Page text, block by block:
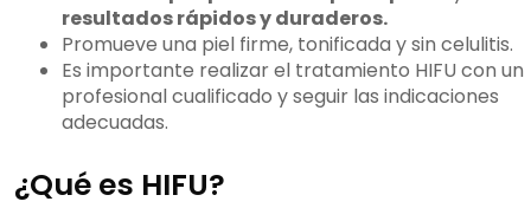
resultados rápidos y duraderos.
Promueve una piel firme, tonificada y sin celulitis.
Es importante realizar el tratamiento HIFU con un
profesional cualificado y seguir las indicaciones
adecuadas.
¿Qué es HIFU?